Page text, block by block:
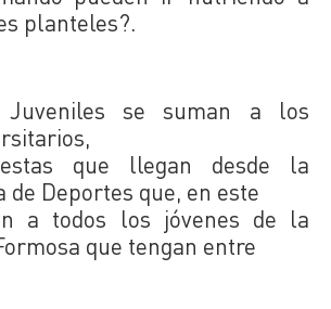
planteles?.
Juveniles se suman a los
que llegan desde la
de Deportes que, en este
a todos los jóvenes de la
que tengan entre